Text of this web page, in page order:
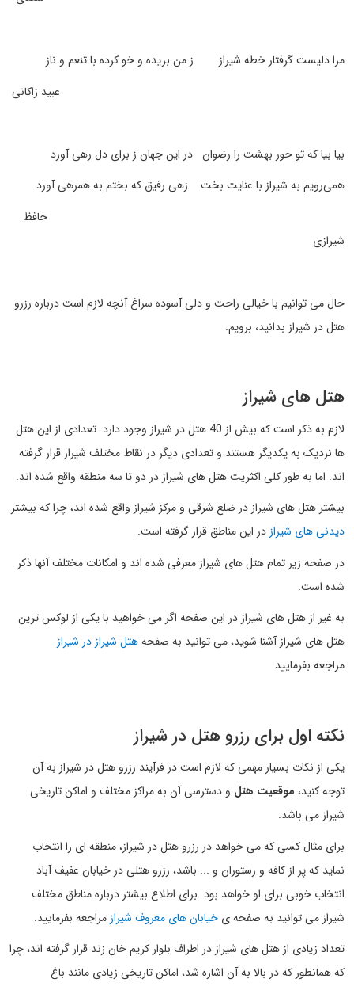
مرا دلیست گرفتار خطه شیراز ز من بریده و خو کرده با تنعم و ناز
عبید زاکانی
بیا بیا که تو حور بهشت را رضوان در این جهان ز برای دل رهی آورد
همی‌رویم به شیراز با عنایت بخت زهی رفیق که بختم به همرهی آورد
حافظ
شیرازی
حال می توانیم با خیالی راحت و دلی آسوده سراغ آنچه لازم است درباره رزرو
هتل در شیراز بدانید، برویم.
هتل های شیراز
لازم به ذکر است که بیش از 40 هتل در شیراز وجود دارد. تعدادی از این هتل
ها نزدیک به یکدیگر هستند و تعدادی دیگر در نقاط مختلف شیراز قرار گرفته
اند. اما به طور کلی اکثریت هتل های شیراز در دو تا سه منطقه واقع شده اند.
بیشتر هتل های شیراز در ضلع شرقی و مرکز شیراز واقع شده اند، چرا که بیشتر
دیدنی های شیراز در این مناطق قرار گرفته است.
در صفحه زیر تمام هتل های شیراز معرفی شده اند و امکانات مختلف آنها ذکر
شده است.
به غیر از هتل های شیراز در این صفحه اگر می خواهید با یکی از لوکس ترین
هتل های شیراز آشنا شوید، می توانید به صفحههتل شیراز در شیراز
مراجعه بفرمایید.
نکته اول برای رزرو هتل در شیراز
یکی از نکات بسیار مهمی که لازم است در فرآیند رزرو هتل در شیراز به آن
توجه کنید، موقعیت هتل و دسترسی آن به مراکز مختلف و اماکن تاریخی
شیراز می باشد.
برای مثال کسی که می خواهد در رزرو هتل در شیراز، منطقه ای را انتخاب
نماید که پر از کافه و رستوران و ... باشد، رزرو هتلی در خیابان عفیف آباد
انتخاب خوبی برای او خواهد بود. برای اطلاع بیشتر درباره مناطق مختلف
شیراز می توانید به صفحه ی خیابان های معروف شیراز مراجعه بفرمایید.
تعداد زیادی از هتل های شیراز در اطراف بلوار کریم خان زند قرار گرفته اند، چرا
که همانطور که در بالا به آن اشاره شد، اماکن تاریخی زیادی مانند باغ